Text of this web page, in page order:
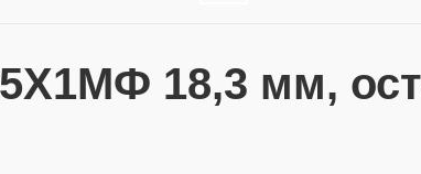
18,3 мм,